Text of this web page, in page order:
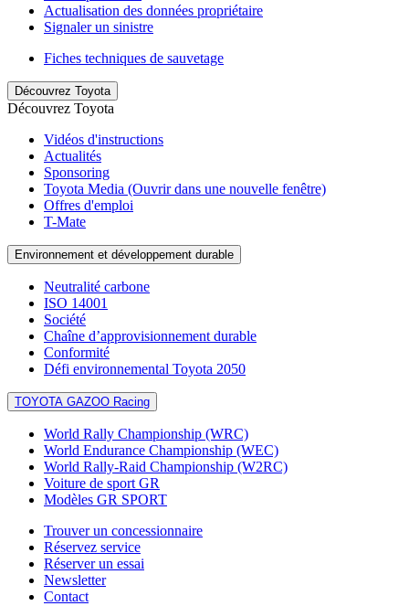
Actualisation des données propriétaire
Signaler un sinistre
Fiches techniques de sauvetage
Découvrez Toyota
Découvrez Toyota
Vidéos d'instructions
Actualités
Sponsoring
Toyota Media (Ouvrir dans une nouvelle fenêtre)
Offres d'emploi
T-Mate
Environnement et développement durable
Neutralité carbone
ISO 14001
Société
Chaîne d’approvisionnement durable
Conformité
Défi environnemental Toyota 2050
TOYOTA GAZOO Racing
World Rally Championship (WRC)
World Endurance Championship (WEC)
World Rally-Raid Championship (W2RC)
Voiture de sport GR
Modèles GR SPORT
Trouver un concessionnaire
Réservez service
Réserver un essai
Newsletter
Contact